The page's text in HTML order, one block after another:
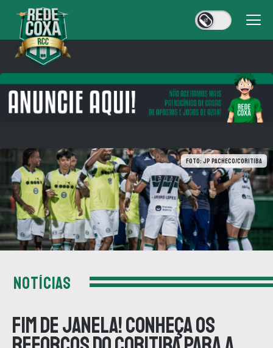
Foto: JP Pacheco/Coritiba
NOTÍCIAS
Fim de janela! Conheça os